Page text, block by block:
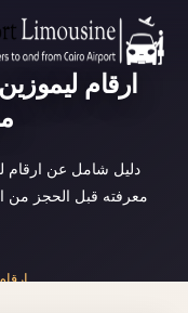
ارقام
دليل شامل عن ارقام
معرفته قبل الحجز من
ارقام